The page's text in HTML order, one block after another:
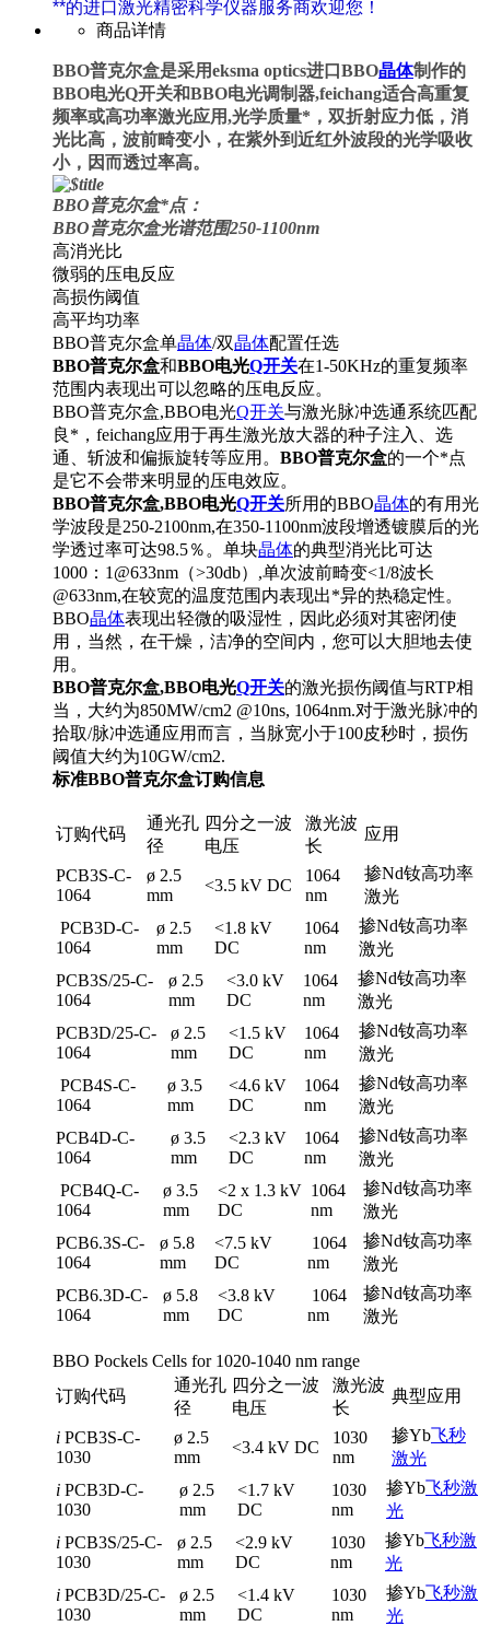
**的进口激光精密科学仪器服务商欢迎您！
商品详情
BBO普克尔盒是采用eksma optics进口BBO晶体制作的
BBO电光Q开关和BBO电光调制器,feichang适合高重复
频率或高功率激光应用,光学质量*，双折射应力低，消
光比高，波前畸变小，在紫外到近红外波段的光学吸收
小，因而透过率高。
BBO普克尔盒*点：
BBO普克尔盒光谱范围250-1100nm
高消光比
微弱的压电反应
高损伤阈值
高平均功率
BBO普克尔盒单晶体/双晶体配置任选
BBO普克尔盒和BBO电光Q开关在1-50KHz的重复频率
范围内表现出可以忽略的压电反应。
BBO普克尔盒,BBO电光Q开关与激光脉冲选通系统匹配
良*，feichang应用于再生激光放大器的种子注入、选
通、斩波和偏振旋转等应用。 BBO普克尔盒的一个*点
是它不会带来明显的压电效应。
BBO普克尔盒,BBO电光Q开关所用的BBO晶体的有用光
学波段是250-2100nm,在350-1100nm波段增透镀膜后的光
学透过率可达98.5％。单块晶体的典型消光比可达
1000：1@633nm（>30db）,单次波前畸变<1/8波长
@633nm,在较宽的温度范围内表现出*异的热稳定性。
BBO晶体表现出轻微的吸湿性，因此必须对其密闭使
用，当然，在干燥，洁净的空间内，您可以大胆地去使
用。
BBO普克尔盒,BBO电光Q开关的激光损伤阈值与RTP相
当，大约为850MW/cm2 @10ns, 1064nm.对于激光脉冲的
拾取/脉冲选通应用而言，当脉宽小于100皮秒时，损伤
阈值大约为10GW/cm2.
标准BBO普克尔盒订购信息
订购代码
通光孔
径
四分之一波
电压
激光波
长
应用
PCB3S-C-
1064
ø 2.5
mm
<3.5 kV DC
1064
nm
掺Nd钕高功率
激光
PCB3D-C-
1064
ø 2.5
mm
<1.8 kV
DC
1064
nm
掺Nd钕高功率
激光
PCB3S/25-C-
1064
ø 2.5
mm
<3.0 kV
DC
1064
nm
掺Nd钕高功率
激光
PCB3D/25-C-
1064
ø 2.5
mm
<1.5 kV
DC
1064
nm
掺Nd钕高功率
激光
PCB4S-C-
1064
ø 3.5
mm
<4.6 kV
DC
1064
nm
掺Nd钕高功率
激光
PCB4D-C-
1064
ø 3.5
mm
<2.3 kV
DC
1064
nm
掺Nd钕高功率
激光
PCB4Q-C-
1064
ø 3.5
mm
<2 x 1.3 kV
DC
1064
nm
掺Nd钕高功率
激光
PCB6.3S-C-
1064
ø 5.8
mm
<7.5 kV
DC
1064
nm
掺Nd钕高功率
激光
PCB6.3D-C-
1064
ø 5.8
mm
<3.8 kV
DC
1064
nm
掺Nd钕高功率
激光
BBO Pockels Cells for 1020-1040 nm range
订购代码
通光孔
径
四分之一波
电压
激光波
长
典型应用
i PCB3S-C-
1030
ø 2.5
mm
<3.4 kV DC
1030
nm
掺Yb飞秒
激光
i PCB3D-C-
1030
ø 2.5
mm
<1.7 kV
DC
1030
nm
掺Yb飞秒激
光
i PCB3S/25-C-
1030
ø 2.5
mm
<2.9 kV
DC
1030
nm
掺Yb飞秒激
光
i PCB3D/25-C-
1030
ø 2.5
mm
<1.4 kV
DC
1030
nm
掺Yb飞秒激
光